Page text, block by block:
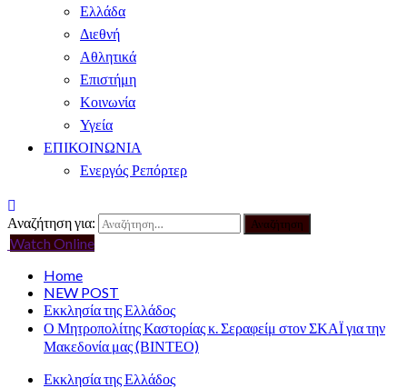
Ελλάδα
Διεθνή
Αθλητικά
Επιστήμη
Κοινωνία
Υγεία
ΕΠΙΚΟΙΝΩΝΙΑ
Ενεργός Ρεπόρτερ
Αναζήτηση για:
Watch Online
Home
NEW POST
Εκκλησία της Ελλάδος
Ο Μητροπολίτης Καστορίας κ. Σεραφείμ στον ΣΚΑΪ για την
Μακεδονία μας (ΒΙΝΤΕΟ)
Εκκλησία της Ελλάδος